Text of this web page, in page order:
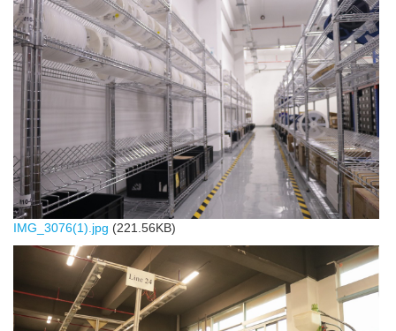
IMG_3076(1).jpg (221.56KB)